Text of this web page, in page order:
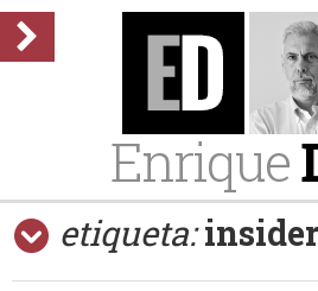
Enrique
etiqueta: